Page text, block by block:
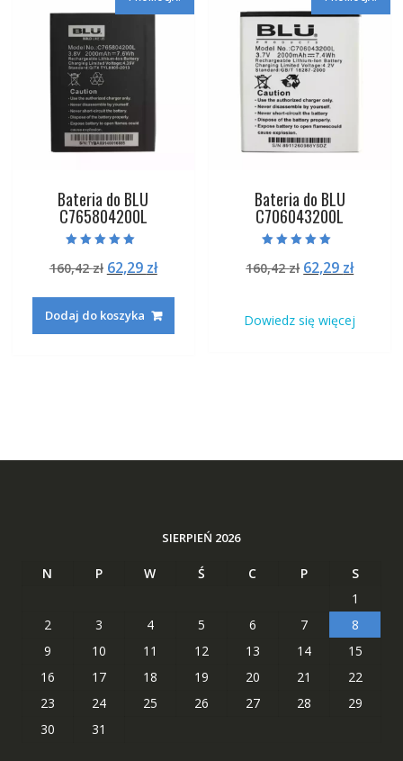
Bateria do BLU
C765804200L
5.00
na 5
160,42zł Pierwotna
wynosiła:
160,42 zł.
62,29 złAktualna
62,29 zł.
Dodaj do koszyka
Bateria do BLU
C706043200L
5.00
na 5
160,42zł Pierwotna
160,42 zł.
62,29 zł
62,29
Dowiedz się więcej
SIERPIEŃ 2026
N P W Ś C P
S
1
2
3 4 5 6 7
8
9
10 11 12 13 14
15
16
17 18 19 20 21
22
23
24 25 26 27 28
29
30
31